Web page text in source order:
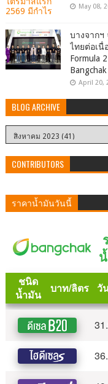
May 08,
บางจากฯ
ไทยต่อเ
Formula
April 20,
BLOG ARCHIVE
CONTRIBUTORS
ราคาน้ำมันวันนี้